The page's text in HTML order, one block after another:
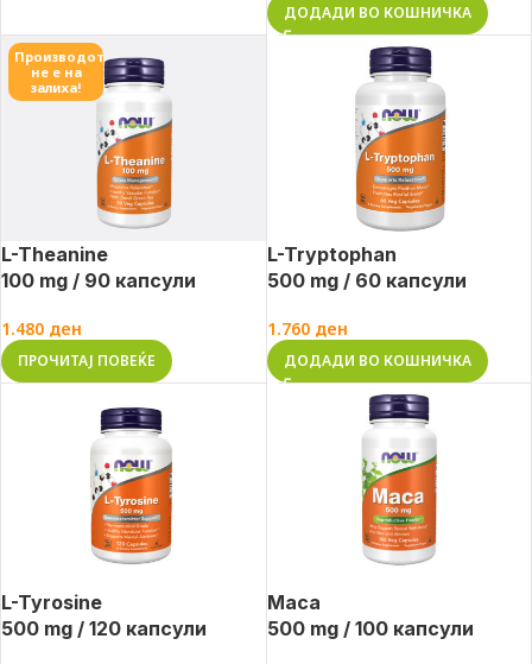
ДОДАДИ ВО КОШНИЧКА
Производот
не е на
залиха!
L-Theanine
100 mg / 90 капсули
1.480 ден
ПРОЧИТАЈ ПОВЕЌЕ
L-Tryptophan
500 mg / 60 капсули
1.760 ден
ДОДАДИ ВО КОШНИЧКА
L-Tyrosine
500 mg / 120 капсули
Maca
500 mg / 100 капсули